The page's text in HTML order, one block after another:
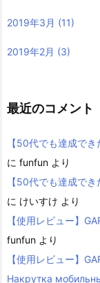
2019年3月 (11)
2019年2月 (3)
最近のコメント
【50代でも達成で
に funfun より
【50代でも達成で
に けいすけ より
【使用レビュー】
funfun より
【使用レビュー】
Накрутка